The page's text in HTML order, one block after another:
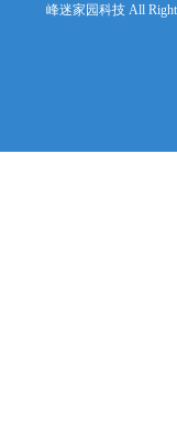
峰迷家园科技 All